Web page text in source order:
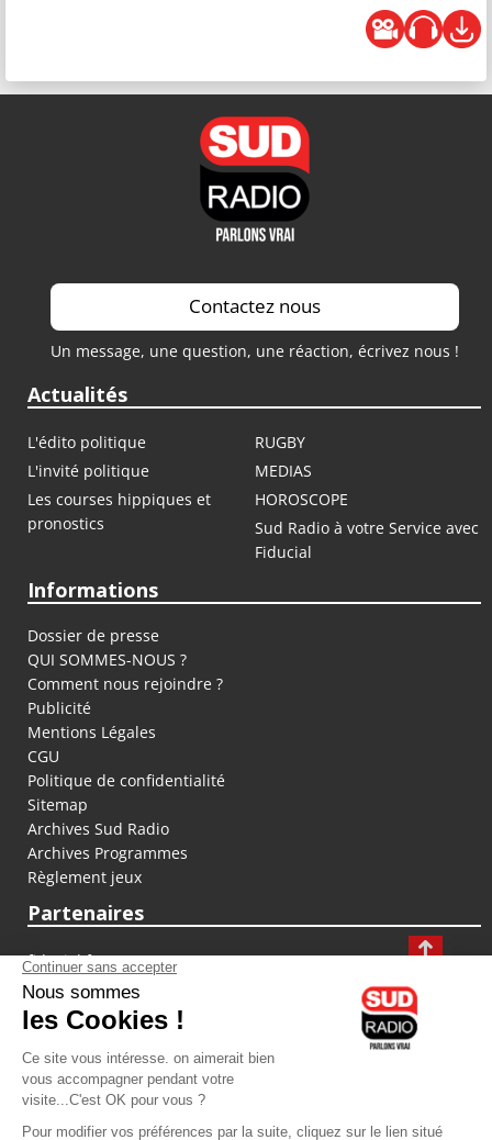
Contactez nous
Un message, une question, une réaction, écrivez nous !
Actualités
L'édito politique
RUGBY
L'invité politique
MEDIAS
Les courses hippiques et
pronostics
HOROSCOPE
Sud Radio à votre Service avec
Fiducial
Informations
Dossier de presse
QUI SOMMES-NOUS ?
Comment nous rejoindre ?
Publicité
Mentions Légales
CGU
Politique de confidentialité
Sitemap
Archives Sud Radio
Archives Programmes
Règlement jeux
Partenaires
fiducial.fr
lyoncapitale.fr
olympique-et-lyonnais.com
L'application Iphone / Android
Téléchargez l'application